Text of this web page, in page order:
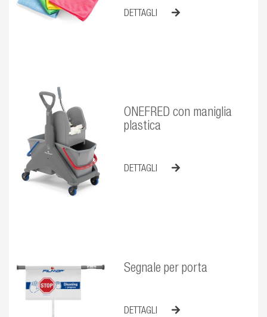
DETTAGLI
ONEFRED con maniglia
plastica
DETTAGLI
Segnale per porta
DETTAGLI